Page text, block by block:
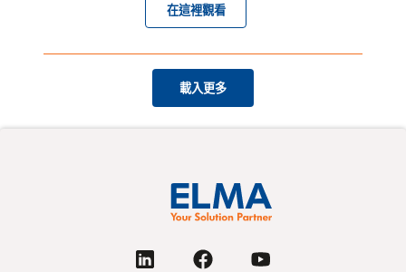
在這裡觀看
載入更多